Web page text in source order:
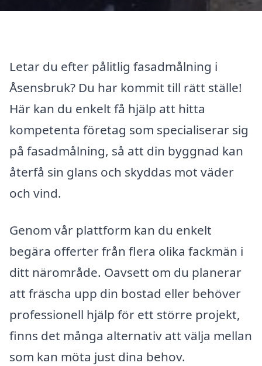
Letar du efter pålitlig fasadmålning i
Åsensbruk? Du har kommit till rätt ställe!
Här kan du enkelt få hjälp att hitta
kompetenta företag som specialiserar sig
på fasadmålning, så att din byggnad kan
återfå sin glans och skyddas mot väder
och vind.
Genom vår plattform kan du enkelt
begära offerter från flera olika fackmän i
ditt närområde. Oavsett om du planerar
att fräscha upp din bostad eller behöver
professionell hjälp för ett större projekt,
finns det många alternativ att välja mellan
som kan möta just dina behov.